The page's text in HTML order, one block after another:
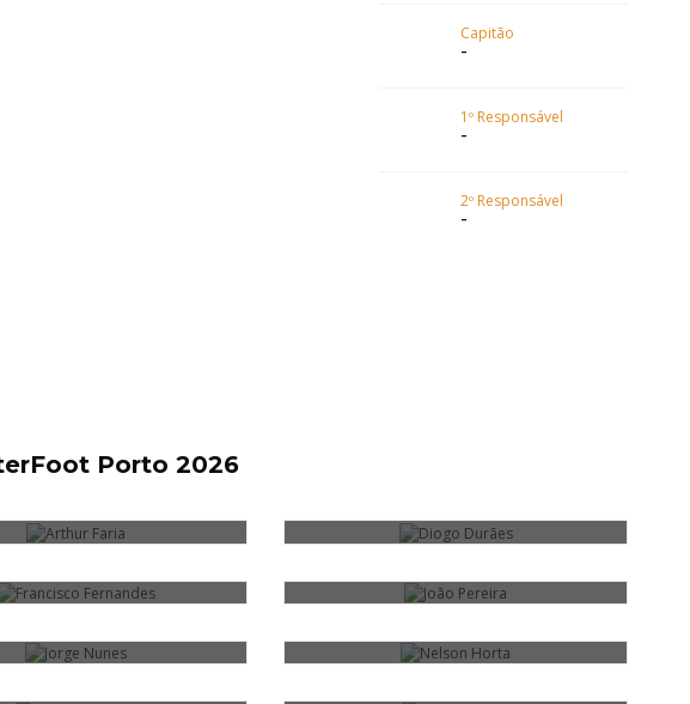
Capitão
-
1º Responsável
-
2º Responsável
-
Porto 2026
NELSON HORTA
RODRIGO SILVA